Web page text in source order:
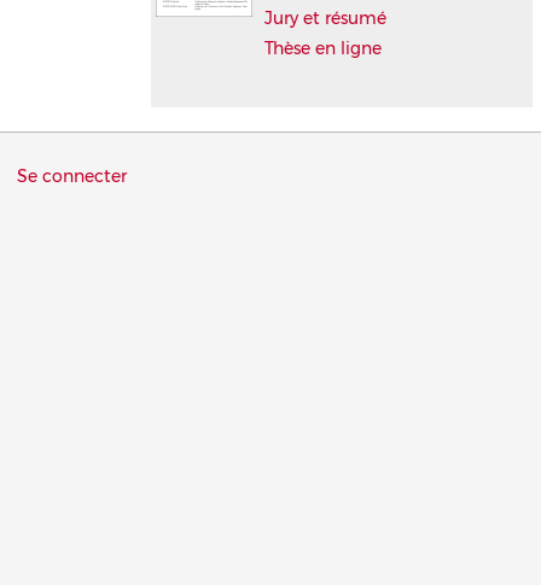
Jury et résumé
Thèse en ligne
Menu
Se connecter